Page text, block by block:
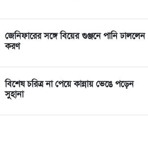
জেনিফারের সঙ্গে বিয়ের গুঞ্জনে পানি ঢাললেন
করণ
বিশেষ চরিত্র না পেয়ে কান্নায় ভেঙে পড়েন
সুহানা